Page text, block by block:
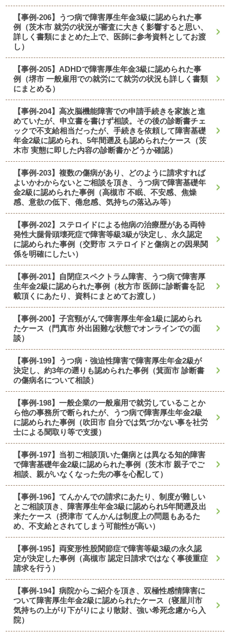
【事例-206】うつ病で障害厚生年金3級に認められた事
例（茨木市 就労の状況が審査に大きく影響すると思い、
詳しく書類にまとめた上で、医師に参考資料としてお渡
し）
【事例-205】ADHDで障害厚生年金3級に認められた事
例（堺市 一般雇用での就労にて就労の状況も詳しく書類
にまとめる）
【事例-204】高次脳機能障害での申請手続きを家族と進
めていたが、申立書を書けず相談。その後の診断書チェ
ックで不支給相当だったが、手続きを依頼して障害基礎
年金2級に認められ、5年間遡及も認められたケース（茨
木市 実態に即した内容の診断書かどうか確認）
【事例-203】複数の傷病があり、どのように請求すれば
よいかわからないとご相談を頂き、うつ病で障害基礎年
金2級に認められた事例（高槻市 不眠、不安感、焦燥
感、意欲の低下、倦怠感、気持ちの落込み等）
【事例-202】ステロイドによる他病の治療歴がある両特
発性大腿骨頭壊死症で障害等級3級が決定し、永久認定
に認められた事例（交野市 ステロイドと傷病との因果関
係を明確にしたい）
【事例-201】自閉症スペクトラム障害、うつ病で障害厚
生年金2級に認められた事例（枚方市 医師に診断書を記
載頂くにあたり、資料にまとめてお渡し）
【事例-200】子宮頸がんで障害厚生年金1級に認められ
たケース（門真市 外出困難な状態でオンラインでの面
談）
【事例-199】うつ病・強迫性障害で障害厚生年金2級が
決定し、約3年の遡りも認められた事例（箕面市 診断書
の傷病名について相談）
【事例-198】一般企業の一般雇用で就労していることか
ら他の事務所で断られたが、うつ病で障害厚生年金2級
に認められた事例（吹田市 自分では気づかない事を社労
士による聞取り等で支援）
【事例-197】当初ご相談頂いた傷病とは異なる知的障害
で障害基礎年金2級に認められた事例（茨木市 親子でご
相談、親がいなくなった先の事を心配して）
【事例-196】てんかんでの請求にあたり、制度が難しい
とご相談頂き、障害厚生年金3級に認められ5年間遡及出
来たケース（摂津市 てんかんは制度上の問題もあるた
め、不支給とされてしまう可能性が高い）
【事例-195】両変形性股関節症で障害等級3級の永久認
定が決定した事例（高槻市 認定日請求ではなく事後重症
請求を行う）
【事例-194】病院からご紹介を頂き、双極性感情障害に
ついて障害厚生年金2級に認められたケース（寝屋川市
気持ちの上がり下がりにより散財、強い希死念慮から入
院）